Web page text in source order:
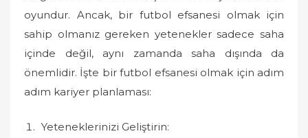
oyundur. Ancak, bir futbol efsanesi olmak için
sahip olmanız gereken yetenekler sadece saha
içinde değil, aynı zamanda saha dışında da
önemlidir. İşte bir futbol efsanesi olmak için adım
adım kariyer planlaması:
Yeteneklerinizi Geliştirin: